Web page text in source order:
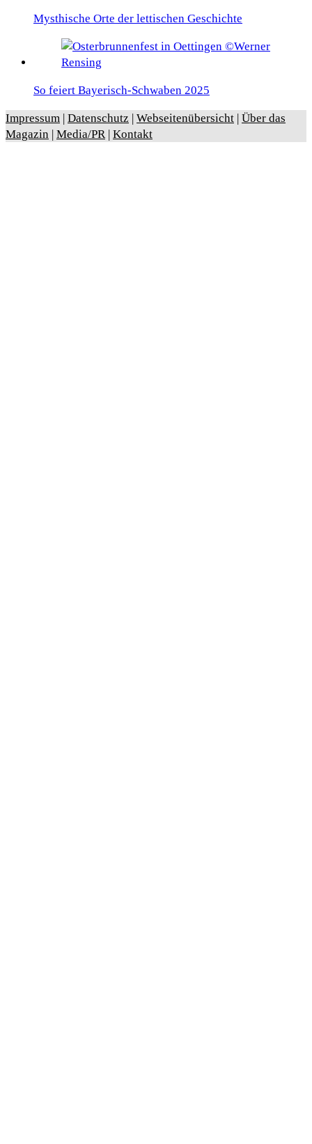
Mysthische Orte der lettischen Geschichte
So feiert Bayerisch-Schwaben 2025
Impressum | Datenschutz | Webseitenübersicht | Über das
Magazin | Media/PR | Kontakt